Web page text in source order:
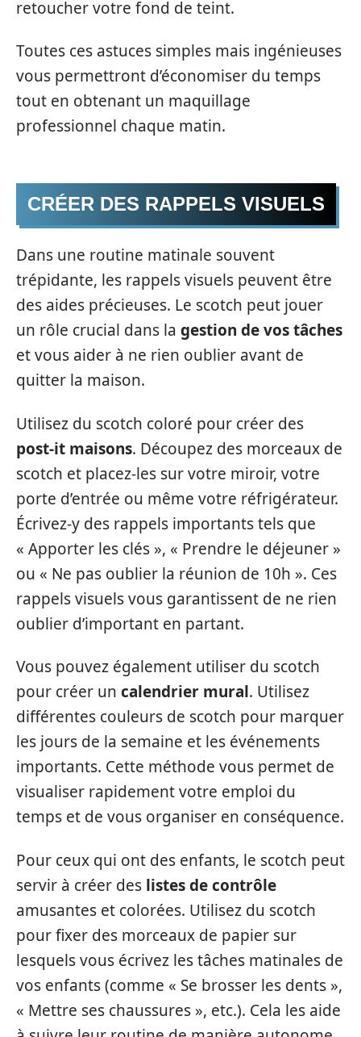
retoucher votre fond de teint.
Toutes ces astuces simples mais ingénieuses
vous permettront d’économiser du temps
tout en obtenant un maquillage
professionnel chaque matin.
CRÉER DES RAPPELS VISUELS
Dans une routine matinale souvent
trépidante, les rappels visuels peuvent être
des aides précieuses. Le scotch peut jouer
un rôle crucial dans la gestion de vos tâches
et vous aider à ne rien oublier avant de
quitter la maison.
Utilisez du scotch coloré pour créer des
post-it maisons. Découpez des morceaux de
scotch et placez-les sur votre miroir, votre
porte d’entrée ou même votre réfrigérateur.
Écrivez-y des rappels importants tels que
« Apporter les clés », « Prendre le déjeuner »
ou « Ne pas oublier la réunion de 10h ». Ces
rappels visuels vous garantissent de ne rien
oublier d’important en partant.
Vous pouvez également utiliser du scotch
pour créer un calendrier mural. Utilisez
différentes couleurs de scotch pour marquer
les jours de la semaine et les événements
importants. Cette méthode vous permet de
visualiser rapidement votre emploi du
temps et de vous organiser en conséquence.
Pour ceux qui ont des enfants, le scotch peut
servir à créer des listes de contrôle
amusantes et colorées. Utilisez du scotch
pour fixer des morceaux de papier sur
lesquels vous écrivez les tâches matinales de
vos enfants (comme « Se brosser les dents »,
« Mettre ses chaussures », etc.). Cela les aide